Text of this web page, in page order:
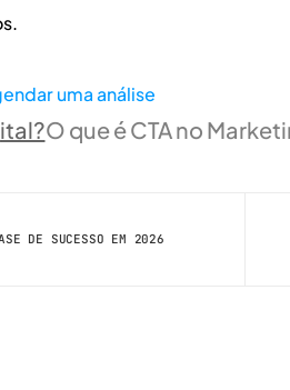
uma análise
O que é CTA no
DE SUCESSO EM 2026